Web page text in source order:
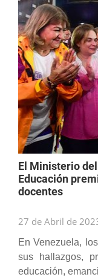
El Ministerio
Educación
docentes
27 de Abril de
En Venezuela,
sus hallazgos,
educación,